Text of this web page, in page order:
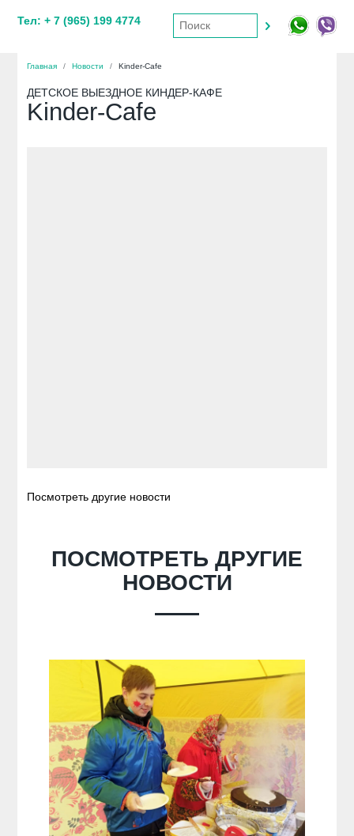
Тел: + 7 (965) 199 4774
Главная / Новости / Kinder-Cafe
ДЕТСКОЕ ВЫЕЗДНОЕ КИНДЕР-КАФЕ
Kinder-Cafe
Посмотреть другие новости
ПОСМОТРЕТЬ ДРУГИЕ
НОВОСТИ